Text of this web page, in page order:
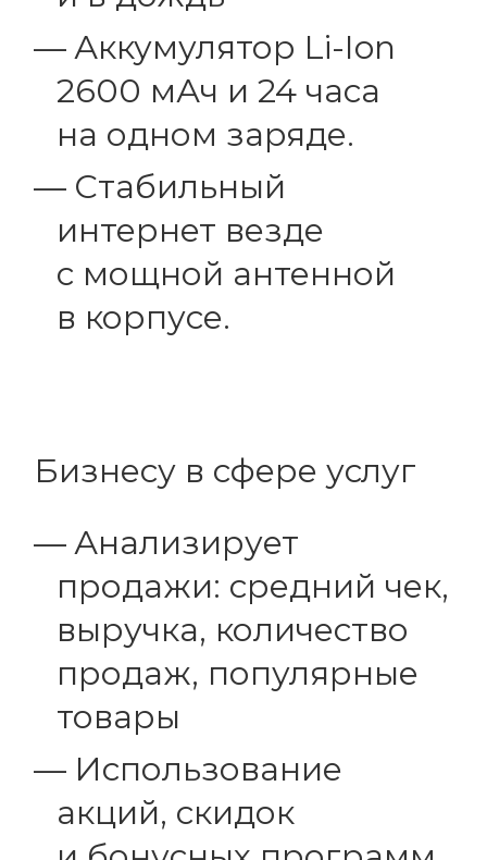
Аккумулятор Li-Ion
2600 мАч и 24 часа
на одном заряде.
Стабильный
интернет везде
с мощной антенной
в корпусе.
Бизнесу в сфере услуг
Анализирует
продажи: средний чек,
выручка, количество
продаж, популярные
товары
Использование
акций, скидок